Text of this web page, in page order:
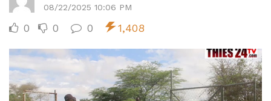
08/22/2025 10:06 PM
0 0 0 1,408